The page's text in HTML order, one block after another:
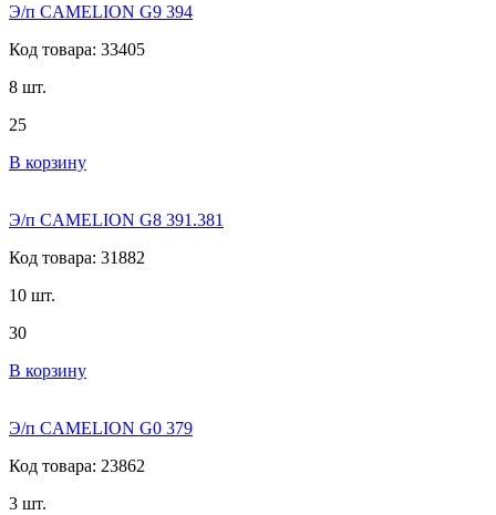
Э/п CAMELION G9 394
Код товара: 33405
8 шт.
25
В корзину
Э/п CAMELION G8 391.381
Код товара: 31882
10 шт.
30
В корзину
Э/п CAMELION G0 379
Код товара: 23862
3 шт.